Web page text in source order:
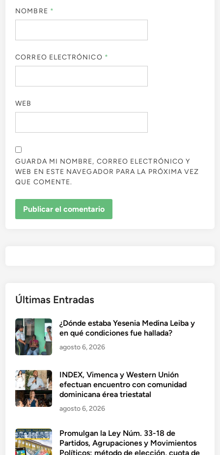
NOMBRE *
CORREO ELECTRÓNICO *
WEB
GUARDA MI NOMBRE, CORREO ELECTRÓNICO Y
WEB EN ESTE NAVEGADOR PARA LA PRÓXIMA VEZ
QUE COMENTE.
Últimas Entradas
¿Dónde estaba Yesenia Medina Leiba y
en qué condiciones fue hallada?
agosto 6, 2026
INDEX, Vimenca y Western Unión
efectuan encuentro con comunidad
dominicana érea triestatal
agosto 6, 2026
Promulgan la Ley Núm. 33-18 de
Partidos, Agrupaciones y Movimientos
Políticos: método de elección, cuota de